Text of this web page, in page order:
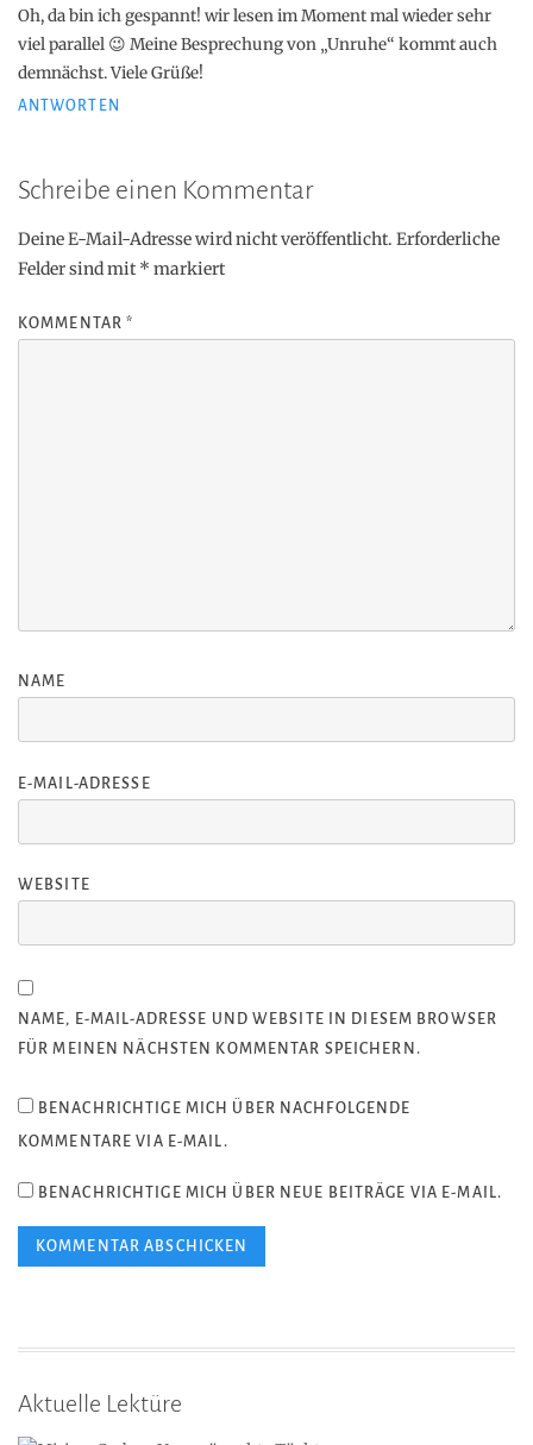
Oh, da bin ich gespannt! wir lesen im Moment mal wieder sehr
viel parallel 😉 Meine Besprechung von „Unruhe“ kommt auch
demnächst. Viele Grüße!
ANTWORTEN
Schreibe einen Kommentar
Deine E-Mail-Adresse wird nicht veröffentlicht. Erforderliche
Felder sind mit * markiert
KOMMENTAR*
NAME
E-MAIL-ADRESSE
WEBSITE
NAME, E-MAIL-ADRESSE UND WEBSITE IN DIESEM BROWSER
FÜR MEINEN NÄCHSTEN KOMMENTAR SPEICHERN.
BENACHRICHTIGE MICH ÜBER NACHFOLGENDE
KOMMENTARE VIA E-MAIL.
BENACHRICHTIGE MICH ÜBER NEUE BEITRÄGE VIA E-MAIL.
Aktuelle Lektüre